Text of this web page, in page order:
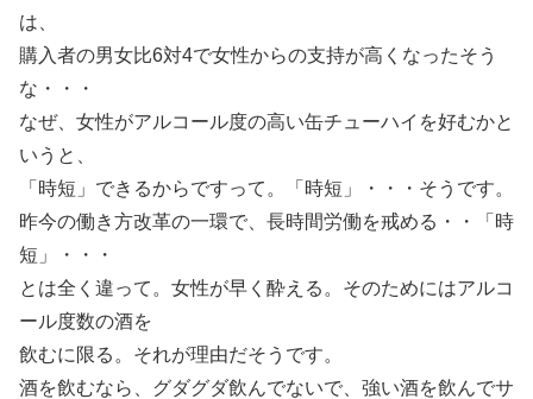
は、
購入者の男女比6対4で女性からの支持が高くなったそう
な・・・
なぜ、女性がアルコール度の高い缶チューハイを好むかと
いうと、
「時短」できるからですって。「時短」・・・そうです。
昨今の働き方改革の一環で、長時間労働を戒める・・「時
短」・・・
とは全く違って。女性が早く酔える。そのためにはアルコ
ール度数の酒を
飲むに限る。それが理由だそうです。
酒を飲むなら、グダグダ飲んでないで、強い酒を飲んでサ